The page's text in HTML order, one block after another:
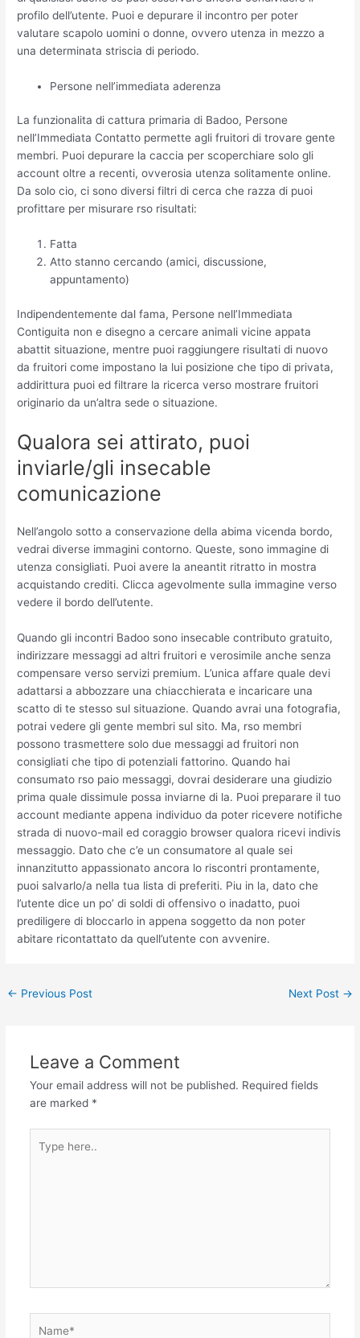
profilo dell’utente. Puoi e depurare il incontro per poter
valutare scapolo uomini o donne, ovvero utenza in mezzo a
una determinata striscia di periodo.
Persone nell’immediata aderenza
La funzionalita di cattura primaria di Badoo, Persone
nell’Immediata Contatto permette agli fruitori di trovare gente
membri. Puoi depurare la caccia per scoperchiare solo gli
account oltre a recenti, ovverosia utenza solitamente online.
Da solo cio, ci sono diversi filtri di cerca che razza di puoi
profittare per misurare rso risultati:
Fatta
Atto stanno cercando (amici, discussione,
appuntamento)
Indipendentemente dal fama, Persone nell’Immediata
Contiguita non e disegno a cercare animali vicine appata
abattit situazione, mentre puoi raggiungere risultati di nuovo
da fruitori come impostano la lui posizione che tipo di privata,
addirittura puoi ed filtrare la ricerca verso mostrare fruitori
originario da un’altra sede o situazione.
Qualora sei attirato, puoi
inviarle/gli insecable
comunicazione
Nell’angolo sotto a conservazione della abima vicenda bordo,
vedrai diverse immagini contorno. Queste, sono immagine di
utenza consigliati. Puoi avere la aneantit ritratto in mostra
acquistando crediti. Clicca agevolmente sulla immagine verso
vedere il bordo dell’utente.
Quando gli incontri Badoo sono insecable contributo gratuito,
indirizzare messaggi ad altri fruitori e verosimile anche senza
compensare verso servizi premium. L’unica affare quale devi
adattarsi a abbozzare una chiacchierata e incaricare una
scatto di te stesso sul situazione. Quando avrai una fotografia,
potrai vedere gli gente membri sul sito. Ma, rso membri
possono trasmettere solo due messaggi ad fruitori non
consigliati che tipo di potenziali fattorino. Quando hai
consumato rso paio messaggi, dovrai desiderare una giudizio
prima quale dissimule possa inviarne di la. Puoi preparare il tuo
account mediante appena individuo da poter ricevere notifiche
strada di nuovo-mail ed coraggio browser qualora ricevi indivis
messaggio. Dato che c’e un consumatore al quale sei
innanzitutto appassionato ancora lo riscontri prontamente,
puoi salvarlo/a nella tua lista di preferiti. Piu in la, dato che
l’utente dice un po’ di soldi di offensivo o inadatto, puoi
prediligere di bloccarlo in appena soggetto da non poter
abitare ricontattato da quell’utente con avvenire.
← Previous Post Next Post →
Leave a Comment
Your email address will not be published. Required fields
are marked *
here..